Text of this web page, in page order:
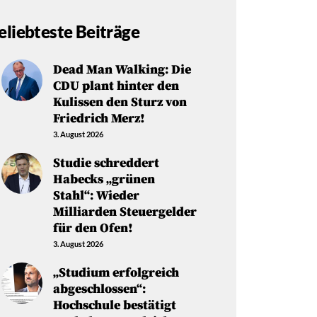
Beiträge
Dead Man Walking: Die
CDU plant hinter den
Kulissen den Sturz von
Friedrich Merz!
3. August 2026
Studie schreddert
Habecks „grünen
Stahl“: Wieder
Milliarden Steuergelder
für den Ofen!
3. August 2026
„Studium erfolgreich
abgeschlossen“:
Hochschule bestätigt